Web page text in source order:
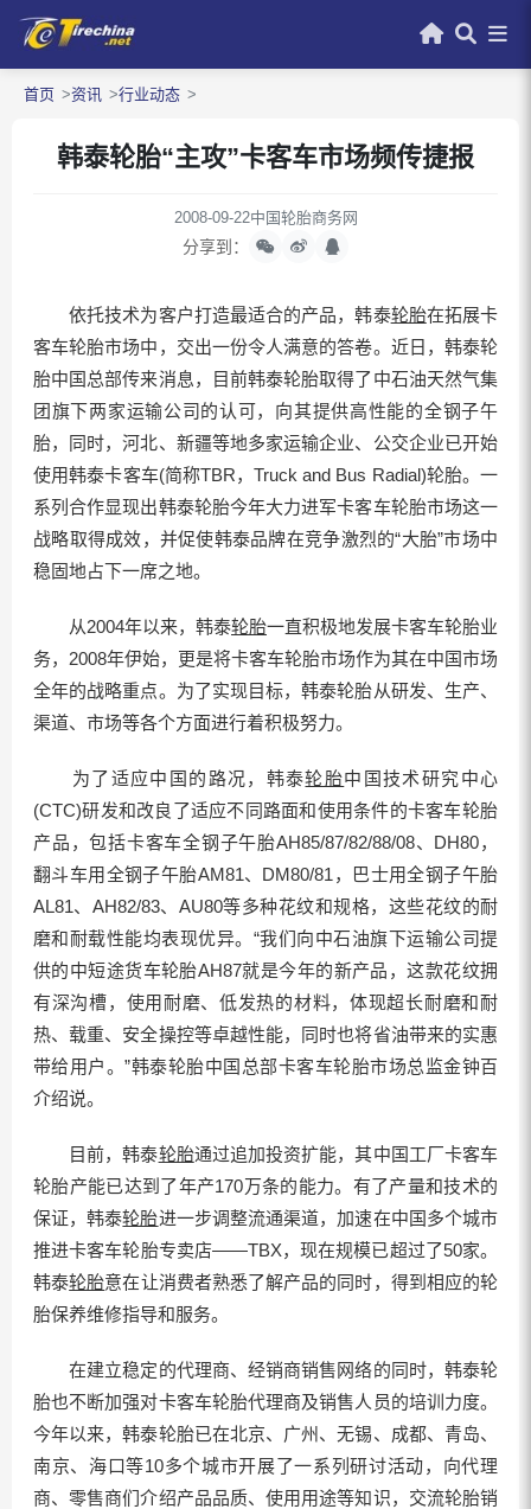
首页 资讯 行业动态
韩泰轮胎“主攻”卡客车市场频传捷报
2008-09-22中国轮胎商务网
分享到：
依托技术为客户打造最适合的产品，韩泰轮胎在拓展卡
客车轮胎市场中，交出一份令人满意的答卷。近日，韩泰轮
胎中国总部传来消息，目前韩泰轮胎取得了中石油天然气集
团旗下两家运输公司的认可，向其提供高性能的全钢子午
胎，同时，河北、新疆等地多家运输企业、公交企业已开始
使用韩泰卡客车(简称TBR，Truck and Bus Radial)轮胎。一
系列合作显现出韩泰轮胎今年大力进军卡客车轮胎市场这一
战略取得成效，并促使韩泰品牌在竞争激烈的“大胎”市场中
稳固地占下一席之地。
从2004年以来，韩泰轮胎一直积极地发展卡客车轮胎业
务，2008年伊始，更是将卡客车轮胎市场作为其在中国市场
全年的战略重点。为了实现目标，韩泰轮胎从研发、生产、
渠道、市场等各个方面进行着积极努力。
为了适应中国的路况，韩泰轮胎中国技术研究中心
(CTC)研发和改良了适应不同路面和使用条件的卡客车轮胎
产品，包括卡客车全钢子午胎AH85/87/82/88/08、DH80，
翻斗车用全钢子午胎AM81、DM80/81，巴士用全钢子午胎
AL81、AH82/83、AU80等多种花纹和规格，这些花纹的耐
磨和耐载性能均表现优异。“我们向中石油旗下运输公司提
供的中短途货车轮胎AH87就是今年的新产品，这款花纹拥
有深沟槽，使用耐磨、低发热的材料，体现超长耐磨和耐
热、载重、安全操控等卓越性能，同时也将省油带来的实惠
带给用户。”韩泰轮胎中国总部卡客车轮胎市场总监金钟百
介绍说。
目前，韩泰轮胎通过追加投资扩能，其中国工厂卡客车
轮胎产能已达到了年产170万条的能力。有了产量和技术的
保证，韩泰轮胎进一步调整流通渠道，加速在中国多个城市
推进卡客车轮胎专卖店——TBX，现在规模已超过了50家。
韩泰轮胎意在让消费者熟悉了解产品的同时，得到相应的轮
胎保养维修指导和服务。
在建立稳定的代理商、经销商销售网络的同时，韩泰轮
胎也不断加强对卡客车轮胎代理商及销售人员的培训力度。
今年以来，韩泰轮胎已在北京、广州、无锡、成都、青岛、
南京、海口等10多个城市开展了一系列研讨活动，向代理
商、零售商们介绍产品品质、使用用途等知识，交流轮胎销